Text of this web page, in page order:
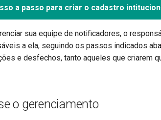
a passo para criar o cadastro
sua equipe de notificadores, o
a ela, seguindo os passos indicados
e desfechos, tanto aqueles que criarem
o gerenciamento